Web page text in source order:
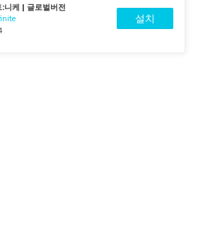
:니케 | 글로벌버전
설치